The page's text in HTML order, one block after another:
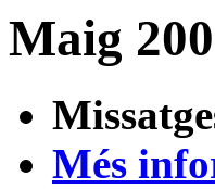
Maig
Més